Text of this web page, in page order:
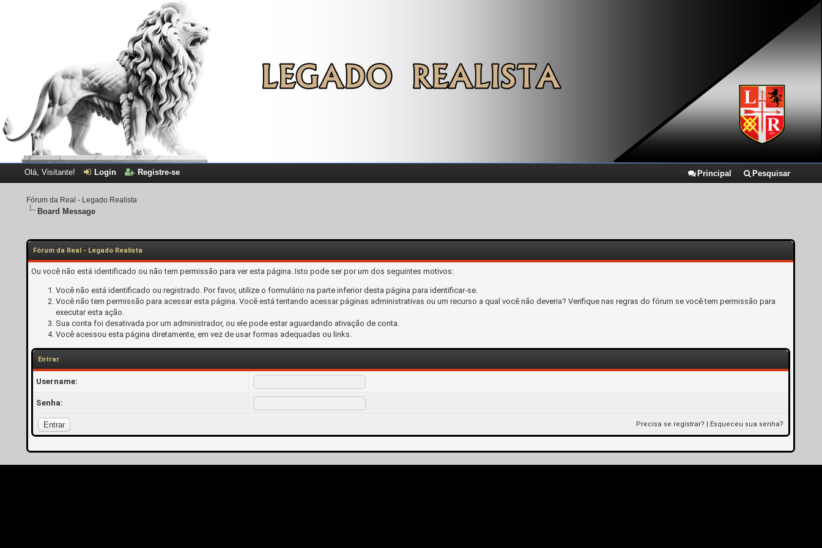
Principal Pesquisar
Olá, Visitante! Login Registre-se
Fórum da Real - Legado Realista
Board Message
Fórum da Real - Legado Realista
Ou você não está identificado ou não tem permissão para ver esta página. Isto pode ser por um dos seguintes motivos:
Você não está identificado ou registrado. Por favor, utilize o formulário na parte inferior desta página para identificar-se.
Você não tem permissão para acessar esta página. Você está tentando acessar páginas administrativas ou um recurso a qual você não deveria? Verifique nas regras do fórum se você tem permissão para
executar esta ação.
Sua conta foi desativada por um administrador, ou ele pode estar aguardando ativação de conta.
Você acessou esta página diretamente, em vez de usar formas adequadas ou links.
Entrar
Username:
Senha:
Precisa se registrar? | Esqueceu sua senha?